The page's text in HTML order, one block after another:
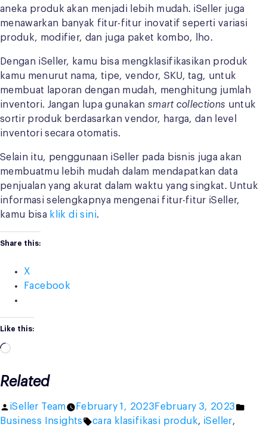
aneka produk akan menjadi lebih mudah. iSeller juga
menawarkan banyak fitur-fitur inovatif seperti variasi
produk, modifier, dan juga paket kombo, lho.
Dengan iSeller, kamu bisa mengklasifikasikan produk
kamu menurut nama, tipe, vendor, SKU, tag, untuk
membuat laporan dengan mudah, menghitung jumlah
inventori. Jangan lupa gunakan smart collections untuk
sortir produk berdasarkan vendor, harga, dan level
inventori secara otomatis.
Selain itu, penggunaan iSeller pada bisnis juga akan
membuatmu lebih mudah dalam mendapatkan data
penjualan yang akurat dalam waktu yang singkat. Untuk
informasi selengkapnya mengenai fitur-fitur iSeller,
kamu bisa klik di sini.
Share this:
X
Facebook
Like this:
Loading…
Related
Posted
by
iSeller Team February 1, 2023 February 3, 2023
Business Insights Tags:
cara klasifikasi produk, iSeller,